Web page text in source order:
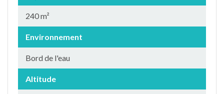
240 m²
Environnement
Bord de l'eau
Altitude